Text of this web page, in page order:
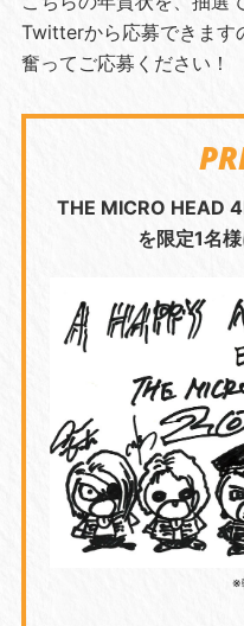
Twitterから応募できます
奮ってご応募ください！
THE MICRO HEAD
を限定1名
※